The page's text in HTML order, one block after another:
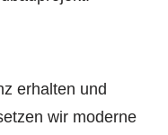
erhalten und
wir moderne